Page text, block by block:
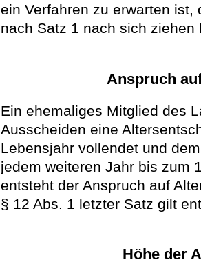
ein Verfahren zu erwarten
nach Satz 1 nach sich ziehen
Anspruch
Ein ehemaliges Mitglied des
Ausscheiden eine
Lebensjahr vollendet und
jedem weiteren Jahr bis zum
entsteht der Anspruch auf
§ 12 Abs. 1 letzter Satz gilt
Höhe der